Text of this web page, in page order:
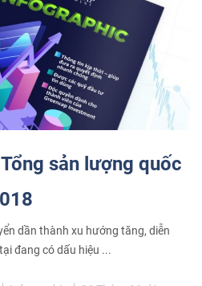
sản lượng quốc
dần thành xu hướng tăng, diễn
đang có dấu hiệu ...